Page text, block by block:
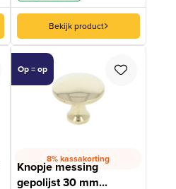
Bekijk product
Op = op
8% kassakorting
Knopje messing
gepolijst 30 mm...